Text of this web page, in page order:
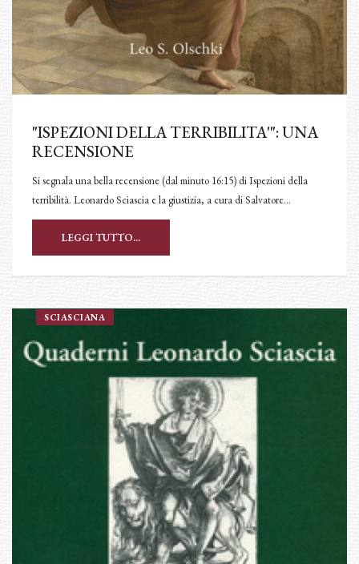
"ISPEZIONI DELLA TERRIBILITA'": UNA
RECENSIONE
Si segnala una bella recensione (dal minuto 16:15) di Ispezioni della
terribilità. Leonardo Sciascia e la giustizia, a cura di Salvatore…
LEGGI TUTTO...
SCIASCIANA